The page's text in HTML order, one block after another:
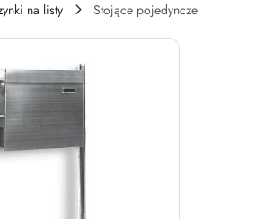
na listy
Stojące pojedyncze